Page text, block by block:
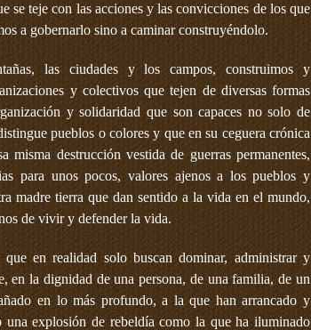
se teje con las acciones y las convicciones de los que
a gobernarlo sino a caminar construyéndolo.
las ciudades y los campos, construimos y
y colectivos que tejen de diversas formas
y solidaridad que son capaces no solo de
pueblos o colores y que en su ceguera crónica
misma destrucción vestida de guerras permanentes,
para unos pocos, valores ajenos a los pueblos y
madre tierra que dan sentido a la vida en el mundo,
de vivir y defender la vida.
en realidad solo buscan dominar, administrar y
en la dignidad de una persona, de una familia, de un
en lo más profundo, a la que han arrancado y
una explosión de rebeldía como la que ha iluminado